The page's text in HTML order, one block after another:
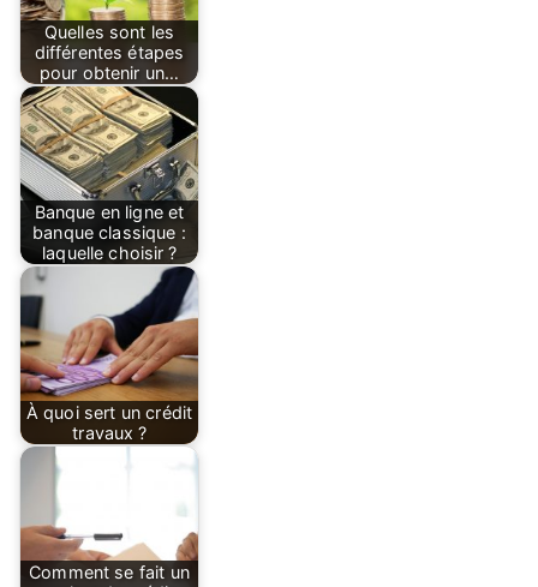
Quelles sont les
différentes étapes
pour obtenir un…
Banque en ligne et
banque classique :
laquelle choisir ?
À quoi sert un crédit
travaux ?
Comment se fait un